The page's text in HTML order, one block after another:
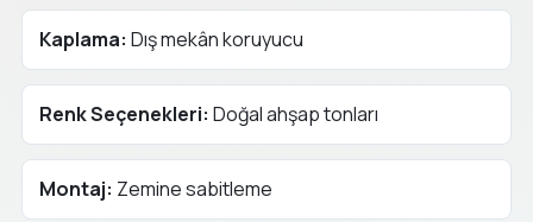
Kaplama: Dış mekân koruyucu
Renk Seçenekleri: Doğal ahşap tonları
Montaj: Zemine sabitleme